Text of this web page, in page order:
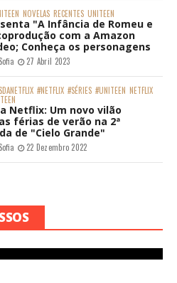
NOVELAS RECENTES UNITEEN
"A Infância de Romeu e
com a Amazon
Conheça os personagens
27 Abril 2023
#NETFLIX #SÉRIES #UNITEEN NETFLIX
Netflix: Um novo vilão
férias de verão na 2ª
de "Cielo Grande"
22 Dezembro 2022